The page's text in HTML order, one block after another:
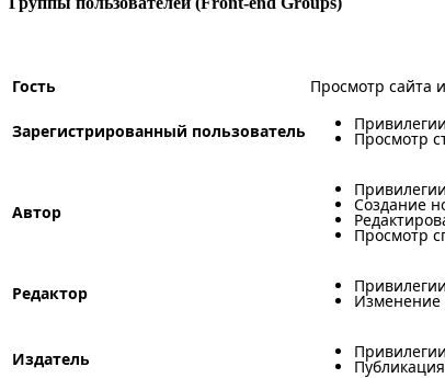
Гость Просмотр сайта
Зарегистрированный пользователь Просмотр
Автор Создание
Просмотр
Редактор Изменение
Издатель